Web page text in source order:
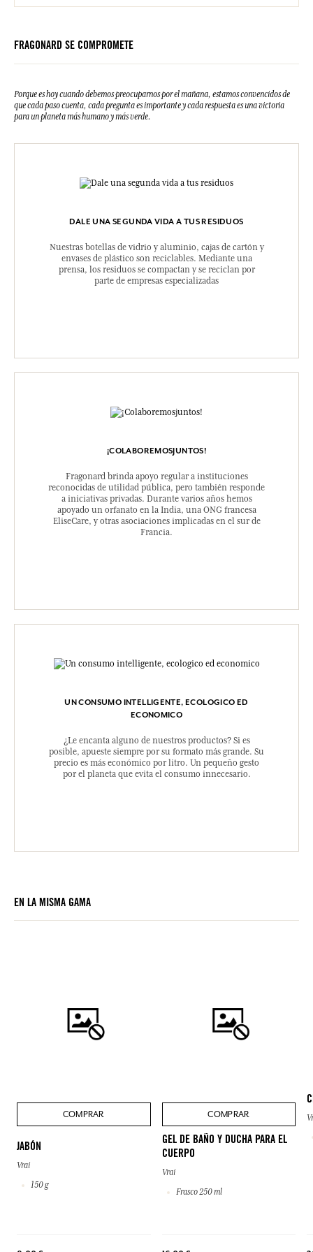
FRAGONARD SE COMPROMETE
Porque es hoy cuando debemos preocuparnos por el mañana, estamos convencidos de
que cada paso cuenta, cada pregunta es importante y cada respuesta es una victoria
para un planeta más humano y más verde.
DALE UNA SEGUNDA VIDA A TUS RESIDUOS
Nuestras botellas de vidrio y aluminio, cajas de cartón y
envases de plástico son reciclables. Mediante una
prensa, los residuos se compactan y se reciclan por
parte de empresas especializadas
¡COLABOREMOSJUNTOS!
Fragonard brinda apoyo regular a instituciones
reconocidas de utilidad pública, pero también responde
a iniciativas privadas. Durante varios años hemos
apoyado un orfanato en la India, una ONG francesa
EliseCare, y otras asociaciones implicadas en el sur de
Francia.
UN CONSUMO INTELLIGENTE, ECOLOGICO ED
ECONOMICO
¿Le encanta alguno de nuestros productos? Si es
posible, apueste siempre por su formato más grande. Su
precio es más económico por litro. Un pequeño gesto
por el planeta que evita el consumo innecesario.
EN LA MISMA GAMA
COMPRAR
JABÓN
Vrai
150 g
COMPRAR
GEL DE BAÑO Y DUCHA PARA EL
CUERPO
Vrai
Frasco 250 ml